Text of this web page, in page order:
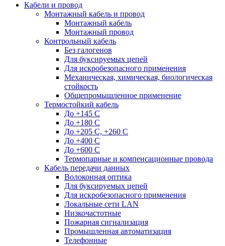
Кабели и провод
Монтажный кабель и провод
Монтажный кабель
Монтажный провод
Контрольный кабель
Без галогенов
Для буксируемых цепей
Для искробезопасного применения
Механическая, химическая, биологическая
стойкость
Общепромышленное применение
Термостойкий кабель
До +145 С
До +180 C
До +205 С, +260 С
До +400 C
До +600 С
Термопарные и компенсационные провода
Кабель передачи данных
Волоконная оптика
Для буксируемых цепей
Для искробезопасного применения
Локальные сети LAN
Низкочастотные
Пожарная сигнализация
Промышленная автоматизация
Телефонные